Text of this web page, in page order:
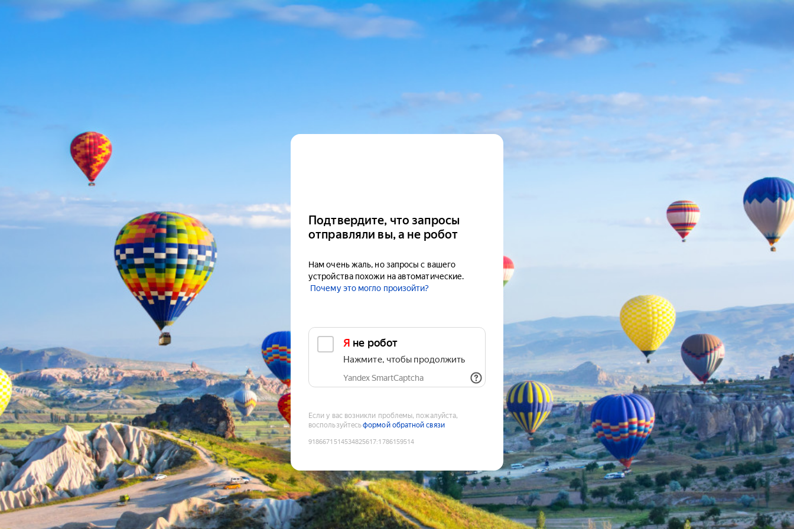
Подтвердите, что запросы
отправляли вы, а не робот
Нам очень жаль, но запросы с вашего
устройства похожи на автоматические.
Почему это могло произойти?
Я не робот
Нажмите, чтобы продолжить
Yandex SmartCaptcha
Если у вас возникли проблемы, пожалуйста,
воспользуйтесьформой обратной связи
9186671514534825617:1786159514